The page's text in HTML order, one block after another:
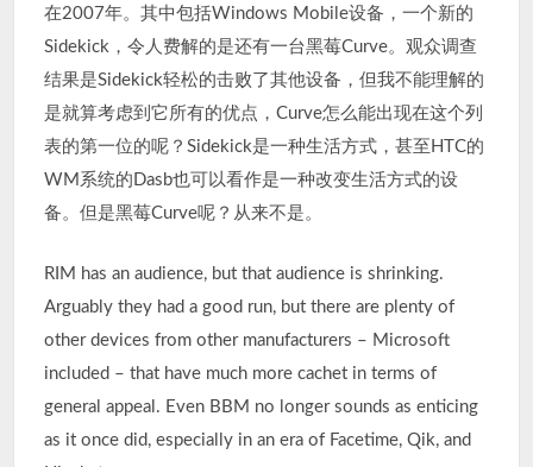
在2007年。其中包括Windows Mobile设备，一个新的
Sidekick，令人费解的是还有一台黑莓Curve。观众调查
结果是Sidekick轻松的击败了其他设备，但我不能理解的
是就算考虑到它所有的优点，Curve怎么能出现在这个列
表的第一位的呢？Sidekick是一种生活方式，甚至HTC的
WM系统的Dasb也可以看作是一种改变生活方式的设
备。但是黑莓Curve呢？从来不是。
RIM has an audience, but that audience is shrinking.
Arguably they had a good run, but there are plenty of
other devices from other manufacturers – Microsoft
included – that have much more cachet in terms of
general appeal. Even BBM no longer sounds as enticing
as it once did, especially in an era of Facetime, Qik, and